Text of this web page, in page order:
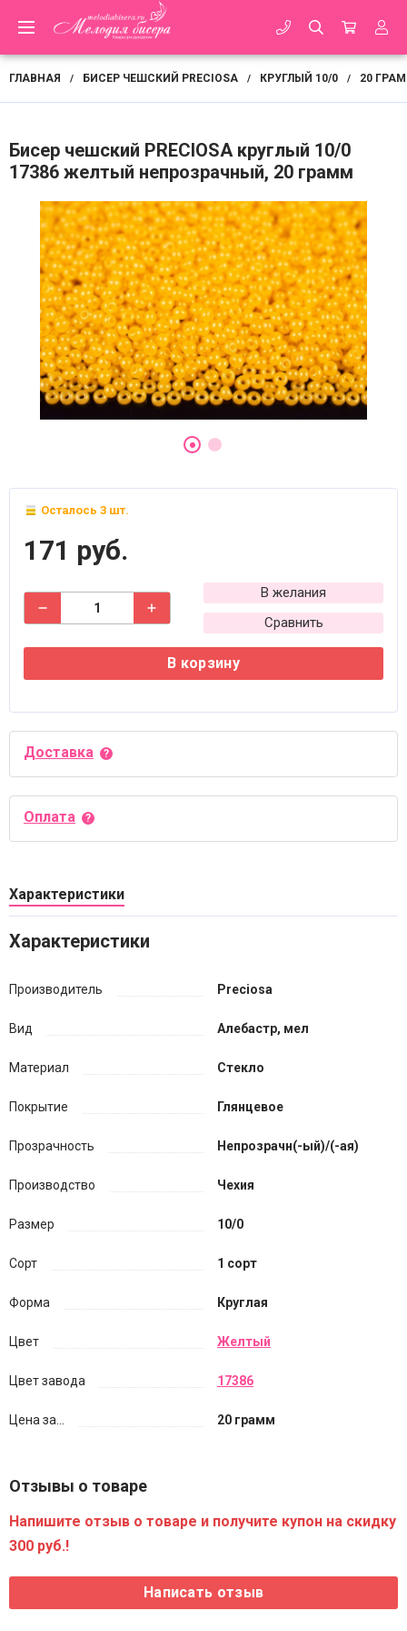
ГЛАВНАЯ / БИСЕР ЧЕШСКИЙ PRECIOSA / КРУГЛЫЙ 10/0 / 20
Бисер чешский PRECIOSA круглый 10/0
17386 желтый непрозрачный, 20 грамм
Осталось 3 шт.
171 руб.
В желания
Сравнить
В корзину
Доставка
Оплата
Характеристики
Характеристики
Производитель Preciosa
Вид Алебастр, мел
Материал Стекло
Покрытие Глянцевое
Прозрачность Непрозрачн(-ый)/(-ая)
Производство Чехия
Размер 10/0
Сорт 1 сорт
Форма Круглая
Цвет Желтый
Цвет завода 17386
Цена за... 20 грамм
Отзывы о товаре
Напишите отзыв о товаре и получите купон на скидку
300 руб.!